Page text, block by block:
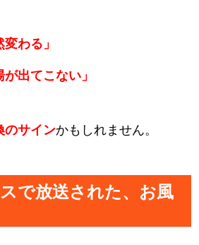
わる」
出てこない」
のサインかもしれません。
で放送された、お風